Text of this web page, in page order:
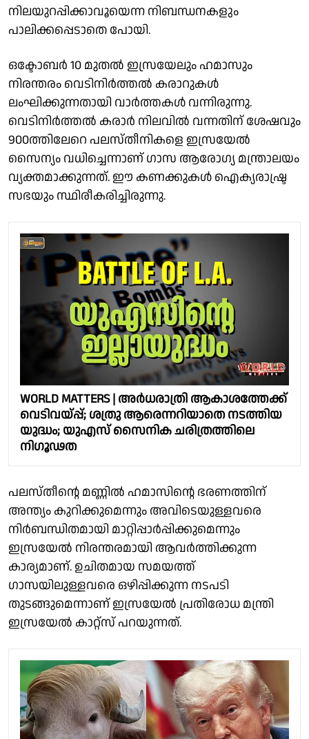
നിലയുറപ്പിക്കാവൂയെന്ന നിബന്ധനകളും
പാലിക്കപ്പെടാതെ പോയി.
ഒക്ടോബർ 10 മുതൽ ഇസ്രയേലും ഹമാസും
നിരന്തരം വെടിനിർത്തൽ കരാറുകൾ
ലംഘിക്കുന്നതായി വാർത്തകൾ വന്നിരുന്നു.
വെടിനിർത്തൽ കരാർ നിലവിൽ വന്നതിന് ശേഷവും
900ത്തിലേറെ പലസ്തീനികളെ ഇസ്രയേൽ
സൈന്യം വധിച്ചെന്നാണ് ഗാസ ആരോഗ്യ മന്ത്രാലയം
വ്യക്തമാക്കുന്നത്. ഈ കണക്കുകൾ ഐക്യരാഷ്ട്ര
സഭയും സ്ഥിരീകരിച്ചിരുന്നു.
WORLD MATTERS | അര്‍ധരാത്രി ആകാശത്തേക്ക്
വെടിവയ്പ്പ്; ശത്രു ആരെന്നറിയാതെ നടത്തിയ
യുദ്ധം; യുഎസ് സൈനിക ചരിത്രത്തിലെ
നിഗൂഢത
പലസ്തീൻ്റെ മണ്ണിൽ ഹമാസിൻ്റെ ഭരണത്തിന്
അന്ത്യം കുറിക്കുമെന്നും അവിടെയുള്ളവരെ
നിർബന്ധിതമായി മാറ്റിപ്പാർപ്പിക്കുമെന്നും
ഇസ്രയേൽ നിരന്തരമായി ആവർത്തിക്കുന്ന
കാര്യമാണ്. ഉചിതമായ സമയത്ത്
ഗാസയിലുള്ളവരെ ഒഴിപ്പിക്കുന്ന നടപടി
തുടങ്ങുമെന്നാണ് ഇസ്രയേൽ പ്രതിരോധ മന്ത്രി
ഇസ്രയേൽ കാറ്റ്സ് പറയുന്നത്.